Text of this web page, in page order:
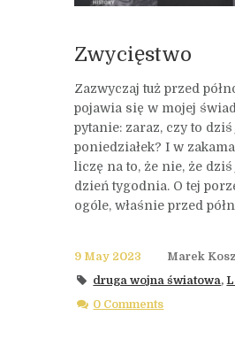
Zwycięstwo
Zazwyczaj tuż przed
pojawia się w mojej
pytanie: zaraz, czy to dziś
poniedziałek? I w
liczę na to, że nie, że
dzień tygodnia. O tej
ogóle, właśnie przed
9 May 2023
Marek
druga wojna światowa,
0 Comments